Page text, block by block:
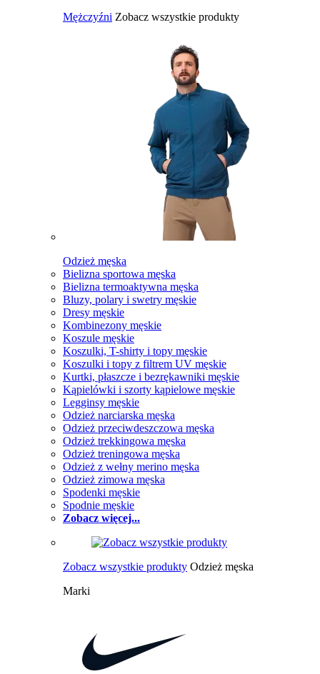
Mężczyźni Zobacz wszystkie produkty
Odzież męska
Bielizna sportowa męska
Bielizna termoaktywna męska
Bluzy, polary i swetry męskie
Dresy męskie
Kombinezony męskie
Koszule męskie
Koszulki, T-shirty i topy męskie
Koszulki i topy z filtrem UV męskie
Kurtki, płaszcze i bezrękawniki męskie
Kąpielówki i szorty kąpielowe męskie
Legginsy męskie
Odzież narciarska męska
Odzież przeciwdeszczowa męska
Odzież trekkingowa męska
Odzież treningowa męska
Odzież z wełny merino męska
Odzież zimowa męska
Spodenki męskie
Spodnie męskie
Zobacz więcej...
Zobacz wszystkie produkty Odzież męska
Marki